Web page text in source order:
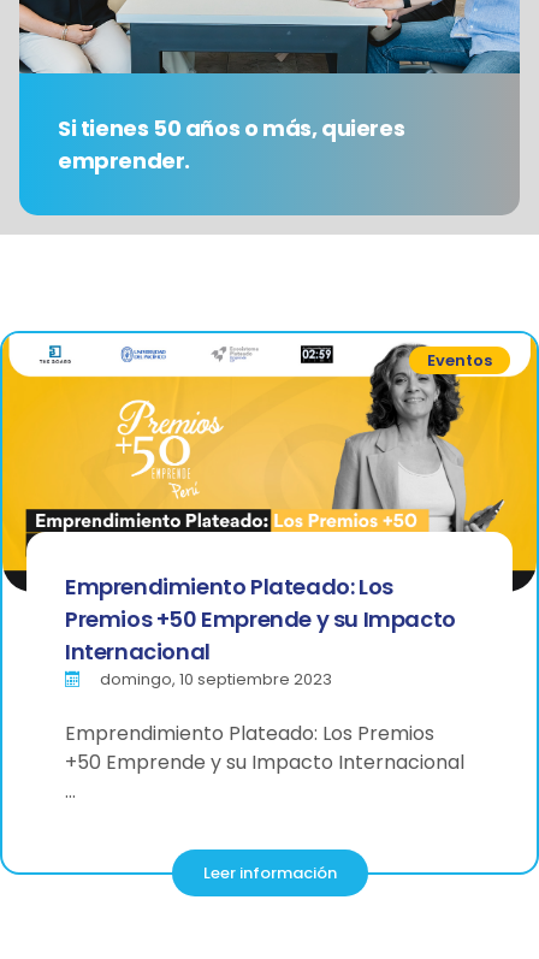
Si tienes 50 años o más, quieres
emprender.
Eventos
Emprendimiento Plateado: Los
Premios +50 Emprende y su Impacto
Internacional
domingo, 10 septiembre 2023
Emprendimiento Plateado: Los Premios
+50 Emprende y su Impacto Internacional
…
Leer información